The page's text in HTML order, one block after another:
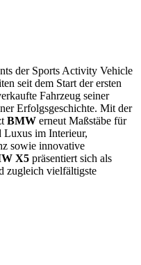
der Sports Activity Vehicle
seit dem Start der ersten
Fahrzeug seiner
Erfolgsgeschichte. Mit der
BMW erneut Maßstäbe für
Luxus im Interieur,
sowie innovative
X5 präsentiert sich als
zugleich vielfältigste